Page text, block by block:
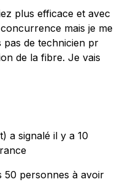
plus efficace et avec
mais je me
pas de technicien pr
de la fibre. Je vais
a signalé il y a 10
50 personnes à avoir